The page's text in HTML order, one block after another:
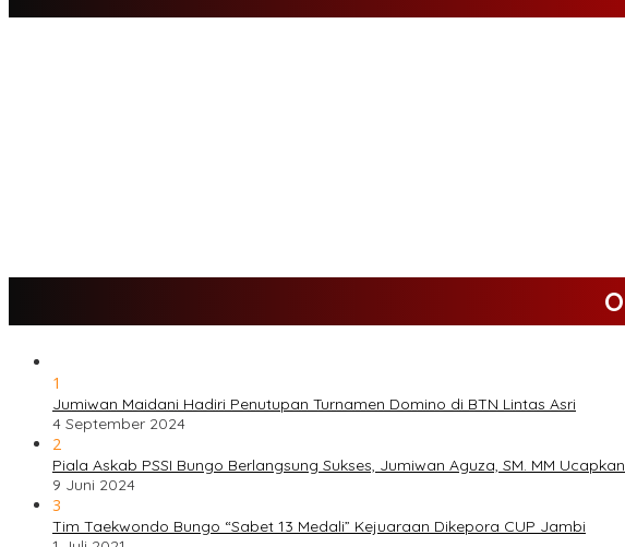
1
Jumiwan Maidani Hadiri Penutupan Turnamen Domino di BTN Lintas Asri
4 September 2024
2
Piala Askab PSSI Bungo Berlangsung Sukses, Jumiwan Aguza, SM. MM
9 Juni 2024
3
Tim Taekwondo Bungo “Sabet 13 Medali” Kejuaraan Dikepora CUP Jambi